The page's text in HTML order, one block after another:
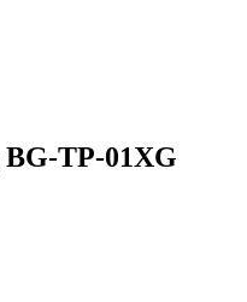
TP-01XG